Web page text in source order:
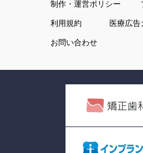
制作・運営ポリシー
利用規約
医療広告
お問い合わせ